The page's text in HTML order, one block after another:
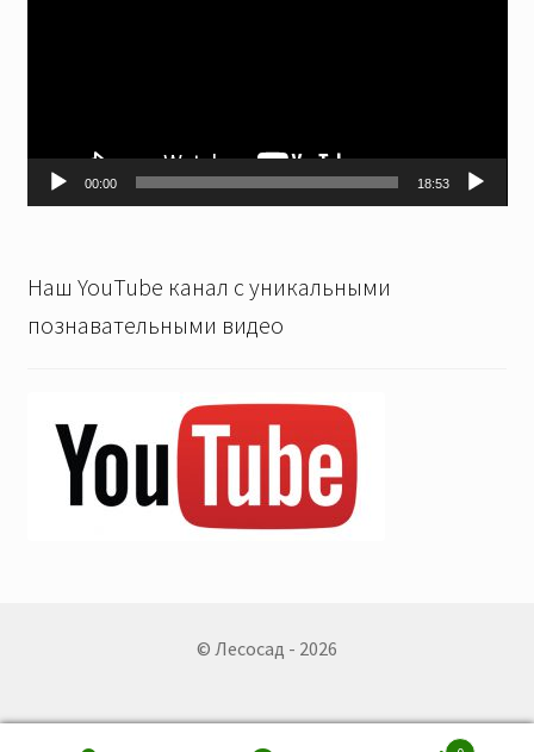
00:00 18:53
Наш YouTube канал с уникальными
познавательными видео
© Лесосад - 2026